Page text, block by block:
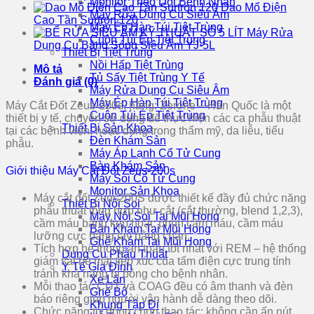
Máy Rửa Dụng Cụ Siêu Âm
Máy Ép Hàn Túi Tiệt Trùng
Cuộn Túi Ép Tiệt Trùng
Thiết Bị Tiệt Trùng
Nồi Hấp Tiệt Trùng
Tủ Sấy Tiệt Trùng Y Tế
Máy Rửa Dụng Cụ Siêu Âm
Máy Ép Hàn Túi Tiệt Trùng
Cuộn Túi Ép Tiệt Trùng
Thiết Bị Sản Khoa
Đèn Khám Sản
Máy Áp Lạnh Cổ Tử Cung
Bàn Khám Sản
Máy Soi Cổ Tử Cung
Monitor Sản Khoa
Thiết Bị Nội Soi
Máy Nội Soi Tai Mũi Họng
Bàn Khám Tai Mũi Họng
Ghế Khám Tai Mũi Họng
Dụng Cụ Phẫu Thuật
Y Tế Gia Đình
Xe Lăn
Ghế Bô
Khung Tập Đi
Dao Mổ Điện
Cao Tần Surtron 120
Máy Rửa
Dụng Cụ Bằng Sóng Siêu Âm YJ-5L
Mô tả
Đánh giá (0)
Máy Cắt Đốt Zeus-200s, hãng: Zerone – Hàn Quốc là một
thiết bị y tế, chuyên sử dụng để thực hiện các ca phẫu thuật
tại các bệnh viện, hoặc dùng trong thẩm mỹ, da liễu, tiểu
phẫu.
Giới thiệu Máy Cắt Đốt Zeus-200s
Máy cắt đốt Zeus200S được thiết kế đầy đủ chức năng
phẫu thuật tổng hợp như cắt (cắt thường, blend 1,2,3),
cầm máu bằng kẹp hoặc phun cầm máu, cầm máu
lưỡng cực bằng tay bằng chân.
Tích hợp hệ thống an toàn tốt nhất với REM – hệ thống
giám sát bề mặt tiếp xúc của tấm điện cực trung tính
tránh khả năng bị bỏng cho bệnh nhân.
Mỗi thao tác CUT và COAG đều có âm thanh và đèn
báo riêng giúp người vận hành dễ dàng theo dõi.